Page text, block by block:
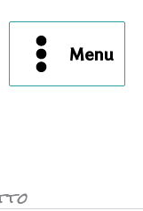
Menu